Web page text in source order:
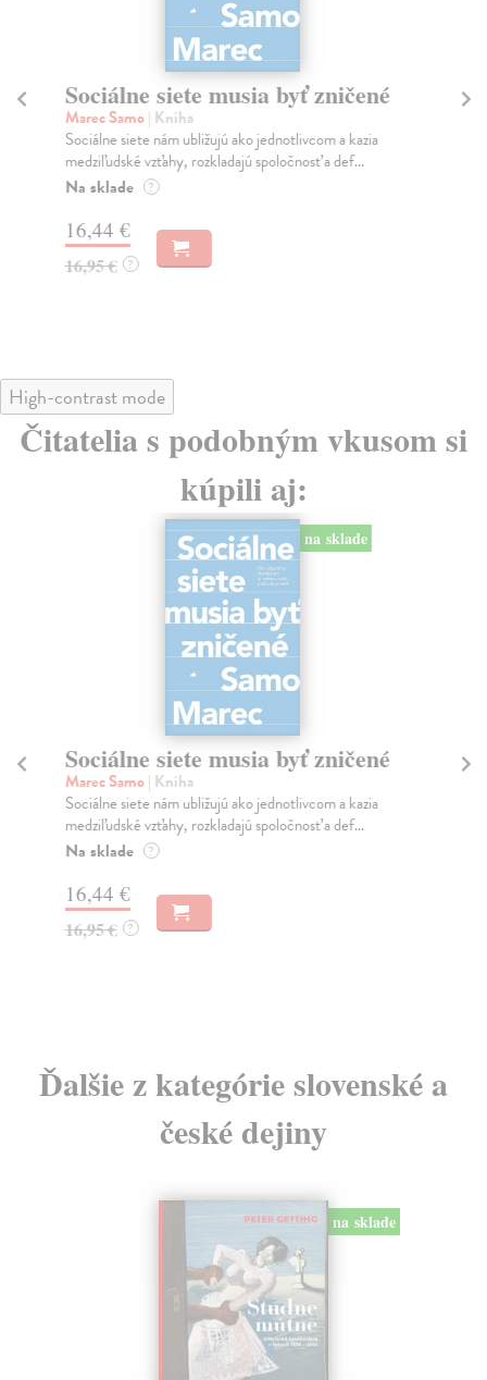
Sociálne siete musia byť zničené
Marec Samo| Kniha
Sociálne siete nám ubližujú ako jednotlivcom a kazia
medziľudské vzťahy, rozkladajú spoločnosť a def...
Na sklade ?
16,44 €
16,95 € ?
High-contrast mode
Čitatelia s podobným vkusom si
kúpili aj:
na sklade
Sociálne siete musia byť zničené
Marec Samo| Kniha
Sociálne siete nám ubližujú ako jednotlivcom a kazia
medziľudské vzťahy, rozkladajú spoločnosť a def...
Na sklade ?
16,44 €
16,95 € ?
Ďalšie z kategórie slovenské a
české dejiny
na sklade